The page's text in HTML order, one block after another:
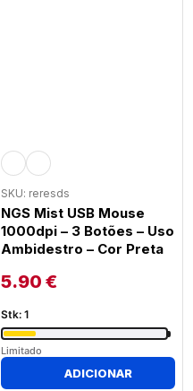
SKU: reresds
NGS Mist USB Mouse
1000dpi – 3 Botões – Uso
Ambidestro – Cor Preta
5.90 €
Stk: 1
Limitado
ADICIONAR